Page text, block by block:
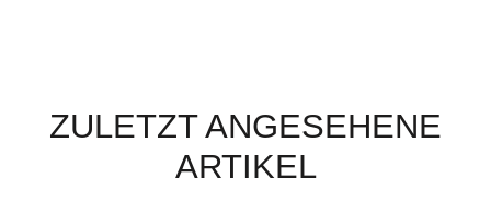
ZULETZT ANGESEHENE
ARTIKEL